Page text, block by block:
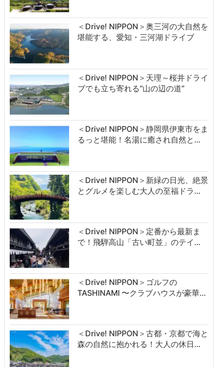
＜Drive! NIPPON＞奥三河の大自然を
堪能する、愛知・三河湖ドライブ
＜Drive! NIPPON＞天理～桜井ドライ
ブでも立ち寄れる“山の辺の道”
＜Drive! NIPPON＞静岡県伊東市をま
るっと堪能！名湯に癒され自然と…
＜Drive! NIPPON＞新緑の日光、絶景
とグルメを楽しむ大人の至福ドラ…
＜Drive! NIPPON＞定番から最新ま
で！飛騨高山「古い町並」のテイ…
＜Drive! NIPPON＞ゴルフの
TASHINAMI 〜クラブハウスが豪華…
＜Drive! NIPPON＞古都・京都で海と
森の自然に抱かれる！大人の休日…